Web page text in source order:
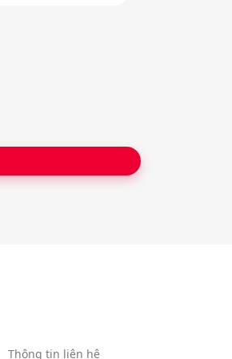
Thông tin liên hệ